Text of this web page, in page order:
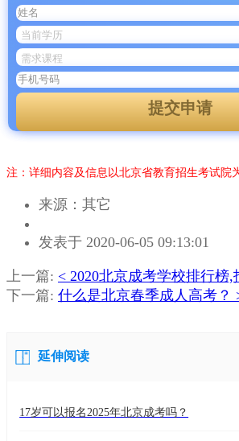
提交申请
注：详细内容及信息以北京省教育招生考试院
来源：其它
者：
老
师
发表于 2020-06-05 09:13:01
上一篇: < 2020北京成考学校排行榜,
下一篇: 什么是北京春季成人高考？
延伸阅读
17岁可以报名2025年北京成考吗？